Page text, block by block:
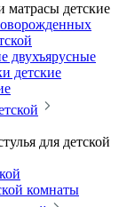
матрасы детские
двухъярусные
детские
для детской
комнаты